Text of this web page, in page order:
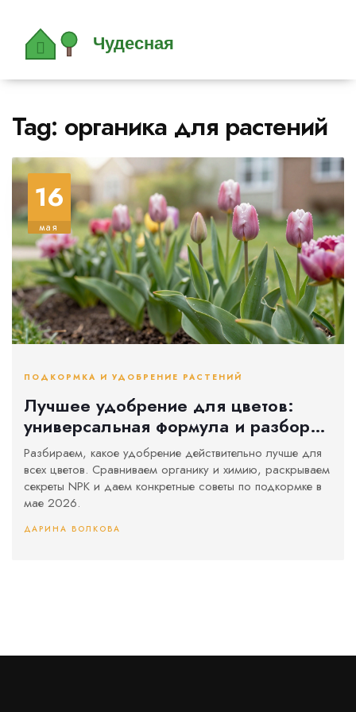
Tag: органика для растений
16
мая
ПОДКОРМКА И УДОБРЕНИЕ РАСТЕНИЙ
Лучшее удобрение для цветов:
универсальная формула и разбор
по сезонам
Разбираем, какое удобрение действительно лучше для
всех цветов. Сравниваем органику и химию, раскрываем
секреты NPK и даем конкретные советы по подкормке в
мае 2026.
ДАРИНА ВОЛКОВА